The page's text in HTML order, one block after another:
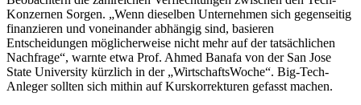
Konzernen Sorgen. „Wenn dieselben Unternehmen sich gegenseitig
finanzieren und voneinander abhängig sind, basieren
Entscheidungen möglicherweise nicht mehr auf der tatsächlichen
Nachfrage“, warnte etwa Prof. Ahmed Banafa von der San Jose
State University kürzlich in der „WirtschaftsWoche“. Big-Tech-
Anleger sollten sich mithin auf Kurskorrekturen gefasst machen.